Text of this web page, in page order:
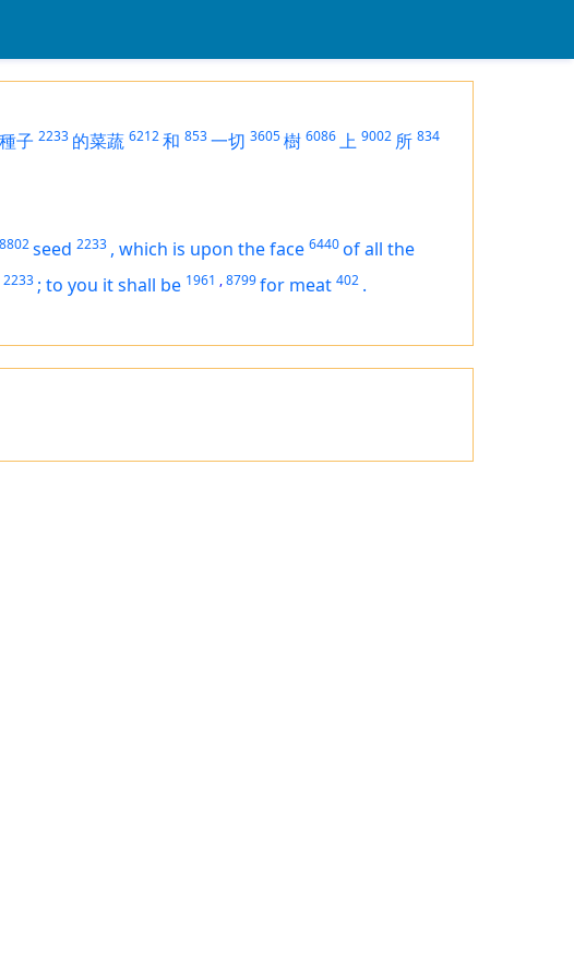
種子 2233 的菜蔬 6212和 853一切 3605樹 6086上 9002 所 834
8802seed 2233 , which is upon the face 6440of all the
2233 ; to you it shall be 1961 ,8799for meat 402 .